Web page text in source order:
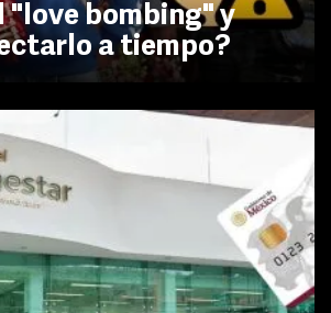
"love bombing" y
a tiempo?